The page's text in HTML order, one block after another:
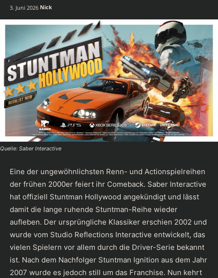
3. Juni 2026 Nick
Quelle: Saber Interactive
Eine der ungewöhnlichsten Renn- und Actionspielreihen
der frühen 2000er feiert ihr Comeback. Saber Interactive
hat offiziell Stuntman Hollywood angekündigt und lässt
damit die lange ruhende Stuntman-Reihe wieder
aufleben. Der ursprüngliche Klassiker erschien 2002 und
wurde vom Studio Reflections Interactive entwickelt, das
vielen Spielern vor allem durch die Driver-Serie bekannt
ist. Nach dem Nachfolger Stuntman Ignition aus dem Jahr
2007 wurde es jedoch still um das Franchise. Nun kehrt